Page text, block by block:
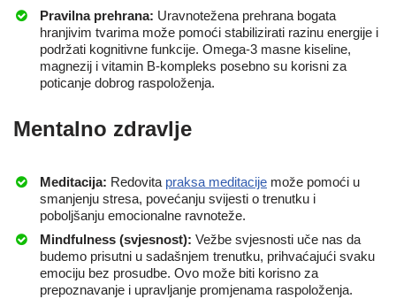
Pravilna prehrana: Uravnotežena prehrana bogata
hranjivim tvarima može pomoći stabilizirati razinu energije i
podržati kognitivne funkcije. Omega-3 masne kiseline,
magnezij i vitamin B-kompleks posebno su korisni za
poticanje dobrog raspoloženja.
Mentalno zdravlje
Meditacija: Redovita praksa meditacije može pomoći u
smanjenju stresa, povećanju svijesti o trenutku i
poboljšanju emocionalne ravnoteže.
Mindfulness (svjesnost): Vežbe svjesnosti uče nas da
budemo prisutni u sadašnjem trenutku, prihvaćajući svaku
emociju bez prosudbe. Ovo može biti korisno za
prepoznavanje i upravljanje promjenama raspoloženja.